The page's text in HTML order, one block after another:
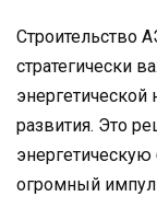
Строительство
стратегически
энергетической
развития. Это
энергетическую
огромный